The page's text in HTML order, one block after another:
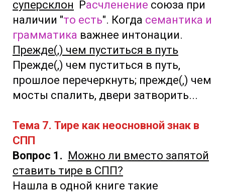
суперсклон Расчленение союза при
наличии "то есть". Когда семантика и
грамматика важнее интонации.
Прежде(,) чем пуститься в путь
Прежде(,) чем пуститься в путь,
прошлое перечеркнуть; прежде(,) чем
мосты спалить, двери затворить...
Тема 7. Тире как неосновной знак в
СПП
Вопрос 1. Можно ли вместо запятой
ставить тире в СПП?
Нашла в одной книге такие